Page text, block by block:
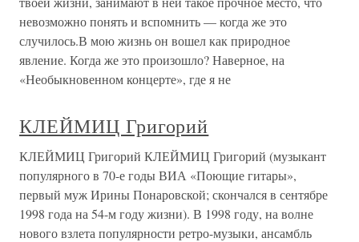
невозможно понять и вспомнить — когда же это
случилось.В мою жизнь он вошел как природное
явление. Когда же это произошло? Наверное, на
«Необыкновенном концерте», где я не
КЛЕЙМИЦ Григорий
КЛЕЙМИЦ Григорий КЛЕЙМИЦ Григорий (музыкант
популярного в 70-е годы ВИА «Поющие гитары»,
первый муж Ирины Понаровской; скончался в сентябре
1998 года на 54-м году жизни). В 1998 году, на волне
нового взлета популярности ретро-музыки, ансамбль